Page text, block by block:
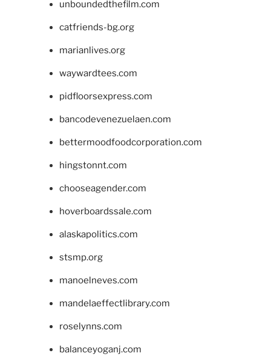
unboundedthefilm.com
catfriends-bg.org
marianlives.org
waywardtees.com
pidfloorsexpress.com
bancodevenezuelaen.com
bettermoodfoodcorporation.com
hingstonnt.com
chooseagender.com
hoverboardssale.com
alaskapolitics.com
stsmp.org
manoelneves.com
mandelaeffectlibrary.com
roselynns.com
balanceyoganj.com